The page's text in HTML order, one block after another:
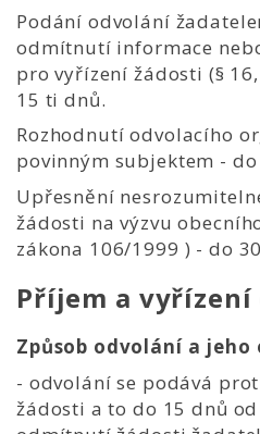
Podání odvolání
odmítnutí informace
pro vyřízení žádosti (§
15 ti dnů.
Rozhodnutí odvolacího
povinným subjektem -
Upřesnění
žádosti na výzvu
zákona 106/1999 ) - do
Příjem a
Způsob odvolání a jeho
- odvolání se podává
žádosti a to do 15 dnů